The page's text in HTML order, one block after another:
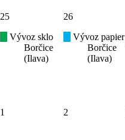
25
Vývoz sklo
Borčice
(Ilava)
26
Vývoz papier
Borčice
(Ilava)
1 2